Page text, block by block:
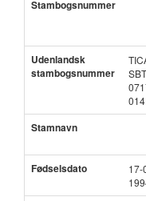
Stambogsnummer
Udenlandsk
stambogsnummer
SBT
014
Stamnavn
Fødselsdato
17-